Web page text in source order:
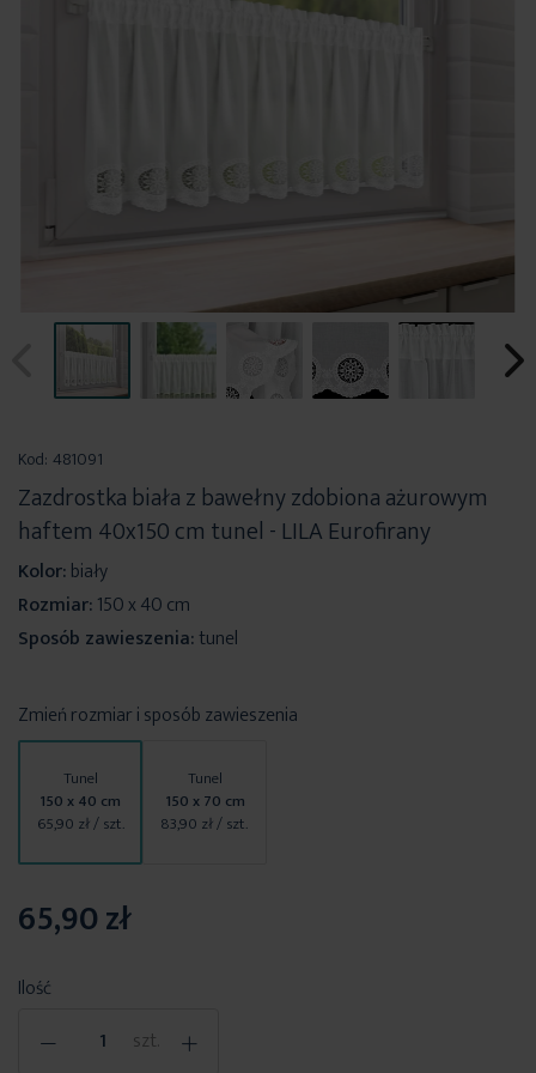
początek
galerii
Kod: 481091
Zazdrostka biała z bawełny zdobiona ażurowym
haftem 40x150 cm tunel - LILA Eurofirany
Kolor:biały
Rozmiar:150 x 40 cm
Sposób zawieszenia:tunel
Zmień rozmiar i sposób zawieszenia
Tunel
150 x 40 cm
65,90 zł/ szt.
Tunel
150 x 70 cm
83,90 zł/ szt.
Ilość
- szt. +
65,90 zł